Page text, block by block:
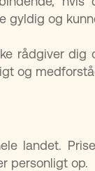
gyldig og
rådgiver dig
og
landet.
personligt op.